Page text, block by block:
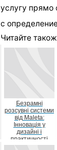
услугу
с
Читайте також
Безрамні
розсувні системи
від Maleta:
Інновація у
дизайні і
практичності